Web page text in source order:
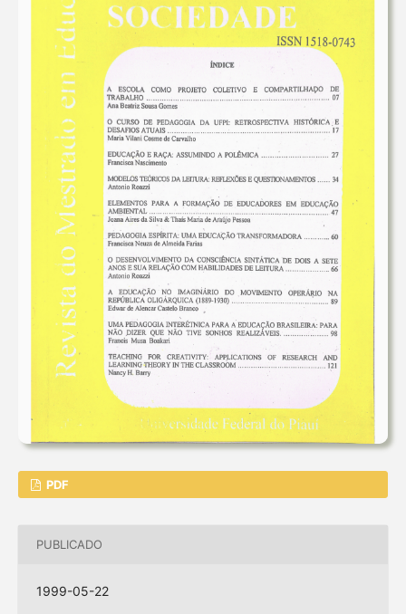
PDF
PUBLICADO
1999-05-22